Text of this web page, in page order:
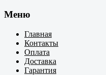
Меню
Главная
Контакты
Оплата
Доставка
Гарантия